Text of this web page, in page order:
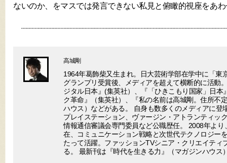
ないのか、をマスでは発言できない私見と俯瞰的視座をあ
高城剛
1964年葛飾柴又生まれ。日大芸術学部在学中に「東
グランプリ受賞後、メディアを超えて横断的に活
ジタル日本』(集英社）、『「ひきこもり国家」日本
ク革命』（集英社）、『私の名前は高城剛。住所不
ハウス）などがある。 自身も数多くのメディアに登
プレイステーション、ヴァージン・アトランティッ
情報通信審議会専門委員など公職歴任。 2008年よ
在、コミュニケーション戦略と次世代テクノロジー
たって活躍。ファッションTVシニア・クリエイティ
る。 最新刊は『時代を生きる力』（マガジンハウス